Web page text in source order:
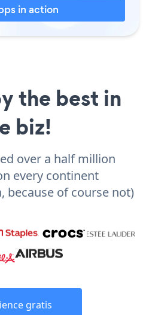
in action
the best in
biz!
over a half million
every continent
because of course not)
gratis